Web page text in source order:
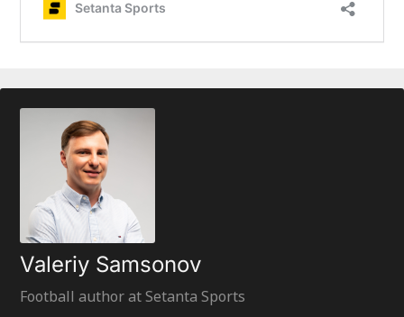
Valeriy Samsonov
Football author at Setanta Sports